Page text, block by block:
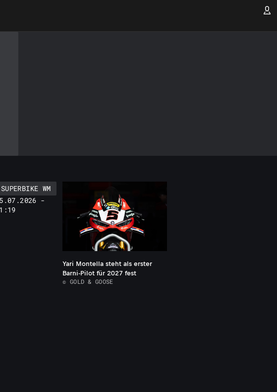
SUPERBIKE WM
-
Yari Montella steht als erster
Barni-Pilot für 2027 fest
© GOLD & GOOSE